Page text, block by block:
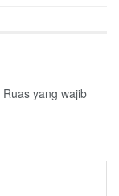
Ruas yang wajib